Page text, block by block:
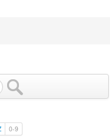
0-9